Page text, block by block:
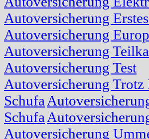
Autoversicherung
Autoversicherung
Autoversicherung
Autoversicherung Test
Autoversicherung Trotz
Schufa
Schufa
Autoversicherung